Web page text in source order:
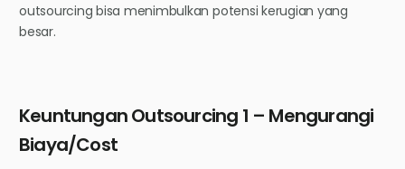
outsourcing bisa menimbulkan potensi kerugian yang
besar.
Keuntungan Outsourcing 1 – Mengurangi
Biaya/Cost